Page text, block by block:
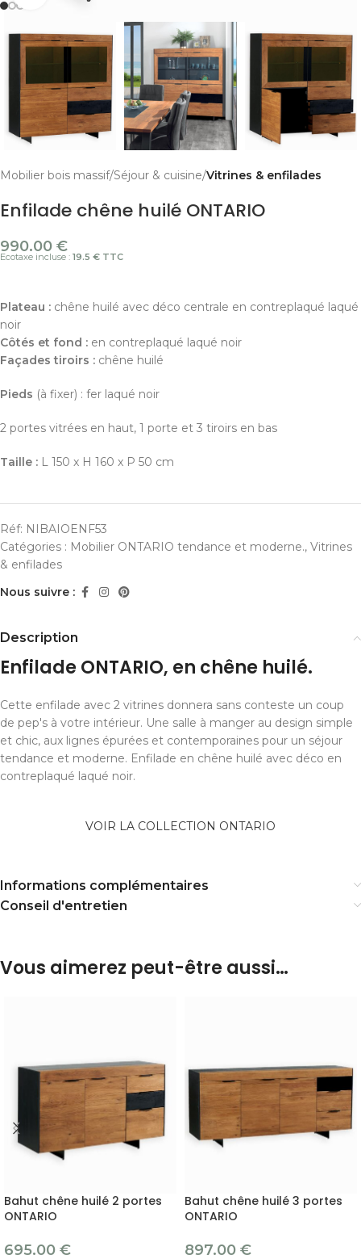
Mobilier bois massif Séjour & cuisine Vitrines & enfilades
Enfilade chêne huilé ONTARIO
990.00 €
Ecotaxe incluse : 19.5 € TTC
Plateau : chêne huilé avec déco centrale en contreplaqué laqué
noir
Côtés et fond : en contreplaqué laqué noir
Façades tiroirs : chêne huilé
Pieds (à fixer) : fer laqué noir
2 portes vitrées en haut, 1 porte et 3 tiroirs en bas
Taille : L 150 x H 160 x P 50 cm
Réf: NIBAIOENF53
Catégories : Mobilier ONTARIO tendance et moderne., Vitrines
& enfilades
Nous suivre :
Description
Enfilade ONTARIO, en chêne huilé.
Cette enfilade avec 2 vitrines donnera sans conteste un coup
de pep's à votre intérieur. Une salle à manger au design simple
et chic, aux lignes épurées et contemporaines pour un séjour
tendance et moderne. Enfilade en chêne huilé avec déco en
contreplaqué laqué noir.
VOIR LA COLLECTION ONTARIO
Informations complémentaires
Conseil d'entretien
Vous aimerez peut-être aussi…
Bahut chêne huilé 2 portes
ONTARIO
695.00 €
Bahut chêne huilé 3 portes
ONTARIO
897.00 €